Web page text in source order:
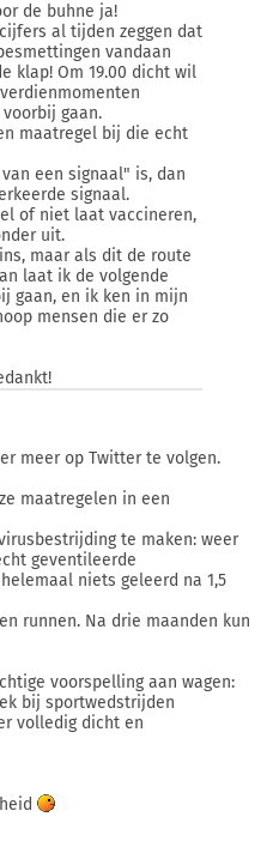
de buhne ja!
al tijden zeggen dat
vandaan
klap! Om 19.00 dicht wil
gaan.
maatregel bij die echt
een signaal" is, dan
signaal.
of niet laat vaccineren,
uit.
maar als dit de route
laat ik de volgende
gaan, en ik ken in mijn
mensen die er zo
meer op Twitter te volgen.
maatregelen in een
te maken: weer
geventileerde
niets geleerd na 1,5
runnen. Na drie maanden kun
voorspelling aan wagen:
bij sportwedstrijden
volledig dicht en